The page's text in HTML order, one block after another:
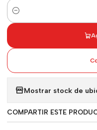
Cantidad
Mostrar stock de
COMPARTIR ESTE